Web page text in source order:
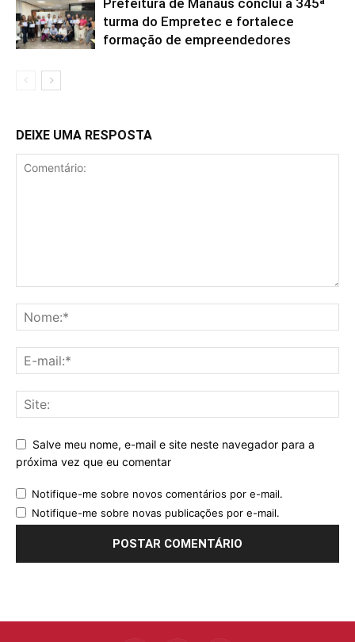
Prefeitura de Manaus conclui a 345ª
turma do Empretec e fortalece
formação de empreendedores
DEIXE UMA RESPOSTA
Salve meu nome, e-mail e site neste navegador para a
próxima vez que eu comentar
Notifique-me sobre novos comentários por e-mail.
Notifique-me sobre novas publicações por e-mail.